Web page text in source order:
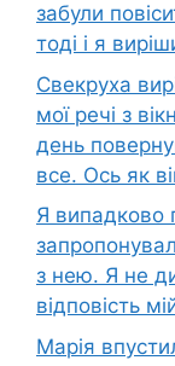
забули
тоді і я
Свекруха
мої речі з
день
все. Ось як
Я випадково
з нею. Я не
відповість
Марія